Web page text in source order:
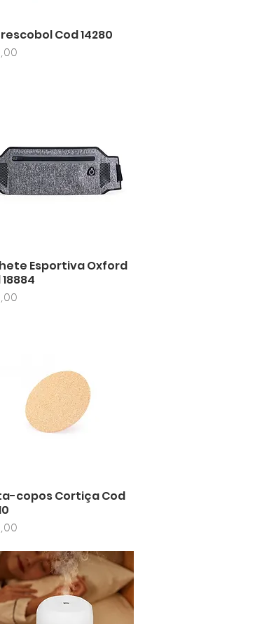
Visualização rápida
Cod 14280
Visualização rápida
Esportiva Oxford
Visualização rápida
copos Cortiça Cod